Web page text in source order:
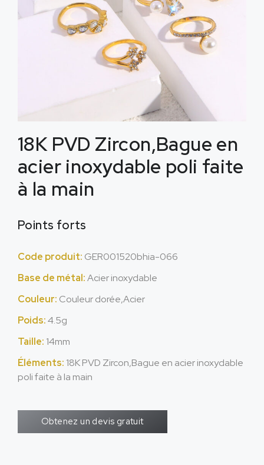
18K PVD Zircon,Bague en
acier inoxydable poli faite
à la main
Points forts
Code produit: GER001520bhia-066
Base de métal:Acier inoxydable
Couleur: Couleur dorée,Acier
Poids:4.5g
Taille: 14mm
Éléments: 18K PVD Zircon,Bague en acier inoxydable
poli faite à la main
Obtenez un devis gratuit